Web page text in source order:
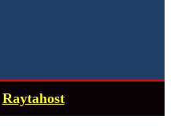
Raytahost